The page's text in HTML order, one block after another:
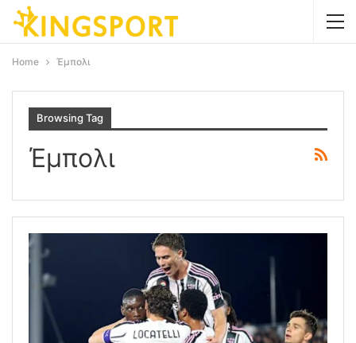
Home Έμπολι
Browsing Tag
Έμπολι